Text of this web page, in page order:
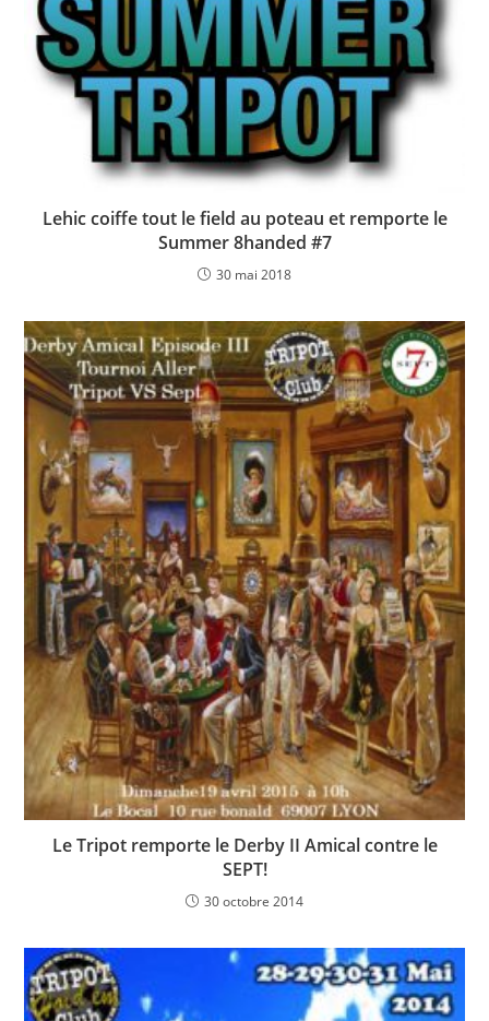
Lehic coiffe tout le field au poteau et remporte le
Summer 8handed #7
30 mai 2018
Le Tripot remporte le Derby II Amical contre le
SEPT!
30 octobre 2014